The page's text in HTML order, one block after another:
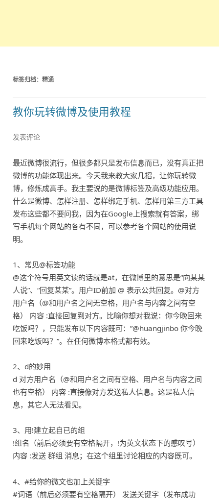
标签归档：精通
教你玩转微博及使用教程
发表评论
最近微博很流行，但很多都只是发布信息而已，没有真正把
微博的功能体现出来。今天我来教大家几招，让你玩转微
博，修炼成高手。我主要说的是微博标签及高级功能应用。
什么是微博、怎样注册、怎样绑定手机、怎样用第三方工具
发布这些都不要问我，因为在Google上搜索就有答案，绑
写手机每个网站的各有不同，可以参考各个网站的使用说
明。
1、常见@标签功能
@这个符号用英文读的话就是at，在微博里的意思是“向某某
人说”、“回复某某”。用户ID前加 @ 表示公共回复。@对方
用户名（@和用户名之间无空格，用户名与内容之间有空
格） 内容 :直接回复到对方。比喻你想对我说：你今晚回来
吃饭吗？，只能发布以下内容既可：”@huangjinbo 你今晚
回来吃饭吗？”。在任何微博本格式都有效。
2、d的妙用
d 对方用户名（@和用户名之间有空格、用户名与内容之间
也有空格） 内容 :直接像对方发送私人信息。这是私人信
息，其它人无法看见。
3、用!建立起自已的组
!组名（前后必须要有空格隔开，!为英文状态下的感叹号）
内容 :发送 群组 消息；在这个组里讨论相应的内容既可。
4、#给你的微文也加上关键字
#词语（前后必须要有空格隔开） 发送关键字（发布成功